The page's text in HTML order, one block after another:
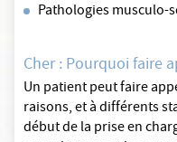
Pathologies musculo-
Cher : Pourquoi faire
Un patient peut faire
raisons, et à différents
début de la prise en